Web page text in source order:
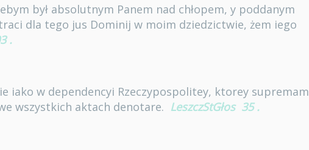
był absolutnym Panem nad chłopem, y poddanym
dla tego jus Dominij w moim dziedzictwie, żem iego
.
iako w dependencyi Rzeczypospolitey, ktorey supremam
wszystkich aktach denotare. LeszczStGłos 35 .